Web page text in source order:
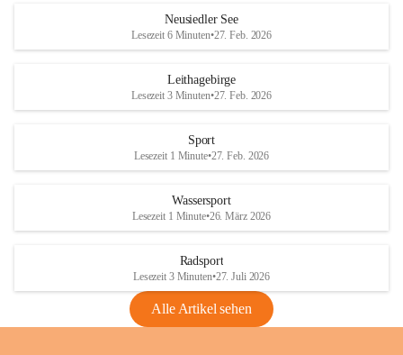
S
und den daraus folgenden wirtschaftlichen
Maßnahmen zur Bekämpfung
Rebe und der Amerikanischen
Anhang VBl. EU Nr. 18
1 Seite•1,4 MB
VBl. EU Nr. 18_2026
r
S
Neusiedler See
Lesezeit 6 Minuten•27. Feb. 2026
Leithagebirge
Lesezeit 3 Minuten•27. Feb. 2026
Sport
Lesezeit 1 Minute•27. Feb. 2026
Wassersport
Lesezeit 1 Minute•26. März 2026
Radsport
Lesezeit 3 Minuten•27. Juli 2026
Alle Artikel sehen